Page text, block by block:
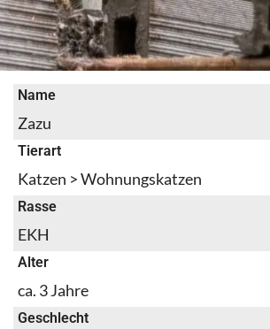
Name
Zazu
Tierart
Katzen > Wohnungskatzen
Rasse
EKH
Alter
ca. 3 Jahre
Geschlecht